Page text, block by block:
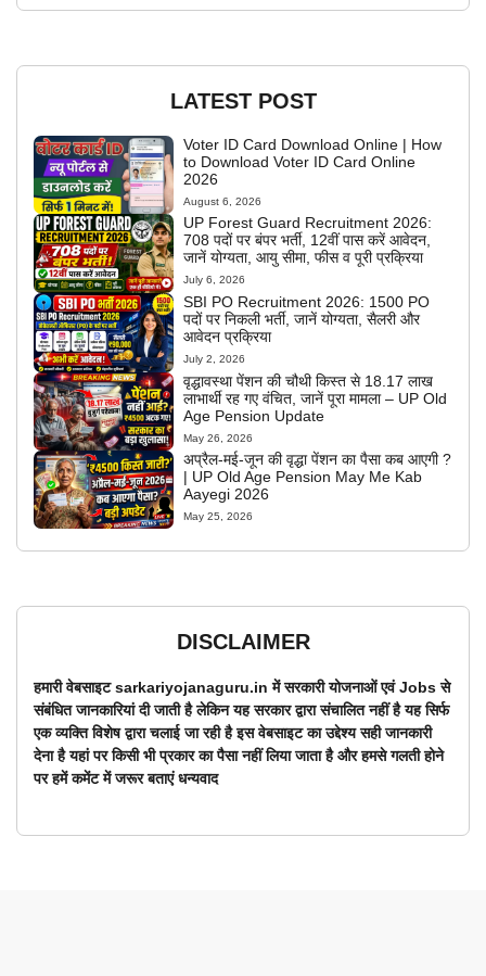
LATEST POST
Voter ID Card Download Online | How
to Download Voter ID Card Online
2026
August 6, 2026
UP Forest Guard Recruitment 2026:
708 पदों पर बंपर भर्ती, 12वीं पास करें आवेदन,
जानें योग्यता, आयु सीमा, फीस व पूरी प्रक्रिया
July 6, 2026
SBI PO Recruitment 2026: 1500 PO
पदों पर निकली भर्ती, जानें योग्यता, सैलरी और
आवेदन प्रक्रिया
July 2, 2026
वृद्धावस्था पेंशन की चौथी किस्त से 18.17 लाख
लाभार्थी रह गए वंचित, जानें पूरा मामला – UP Old
Age Pension Update
May 26, 2026
अप्रैल-मई-जून की वृद्धा पेंशन का पैसा कब आएगी ?
| UP Old Age Pension May Me Kab
Aayegi 2026
May 25, 2026
DISCLAIMER
हमारी वेबसाइट sarkariyojanaguru.in में सरकारी योजनाओं एवं Jobs से
संबंधित जानकारियां दी जाती है लेकिन यह सरकार द्वारा संचालित नहीं है यह सिर्फ
एक व्यक्ति विशेष द्वारा चलाई जा रही है इस वेबसाइट का उद्देश्य सही जानकारी
देना है यहां पर किसी भी प्रकार का पैसा नहीं लिया जाता है और हमसे गलती होने
पर हमें कमेंट में जरूर बताएं धन्यवाद